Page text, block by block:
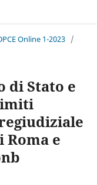
Online 1-2023 /
di Stato e
e